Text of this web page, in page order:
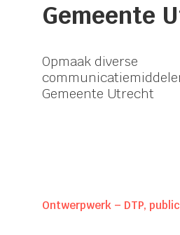
Gemeente
Opmaak diverse
Gemeente Utrecht
Ontwerpwerk – DTP,